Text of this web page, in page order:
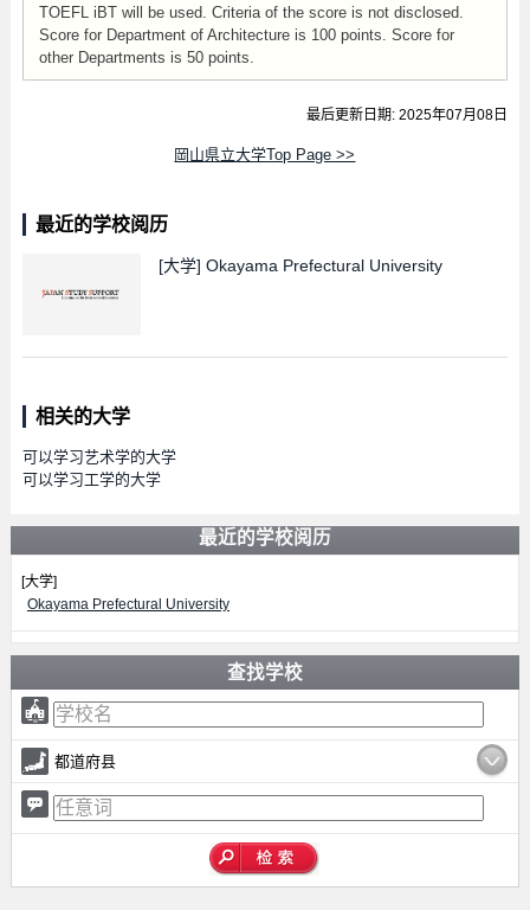
TOEFL iBT will be used. Criteria of the score is not disclosed.
Score for Department of Architecture is 100 points. Score for
other Departments is 50 points.
最后更新日期: 2025年07月08日
岡山県立大学Top Page >>
最近的学校阅历
[大学] Okayama Prefectural University
相关的大学
可以学习艺术学的大学
可以学习工学的大学
最近的学校阅历
[大学]
Okayama Prefectural University
查找学校
都道府县